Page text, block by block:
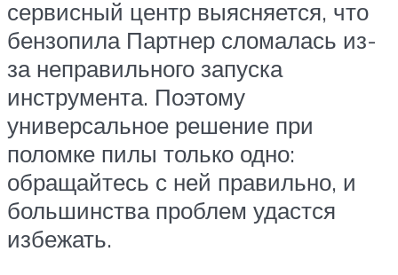
сервисный центр выясняется, что
бензопила Партнер сломалась из-
за неправильного запуска
инструмента. Поэтому
универсальное решение при
поломке пилы только одно:
обращайтесь с ней правильно, и
большинства проблем удастся
избежать.